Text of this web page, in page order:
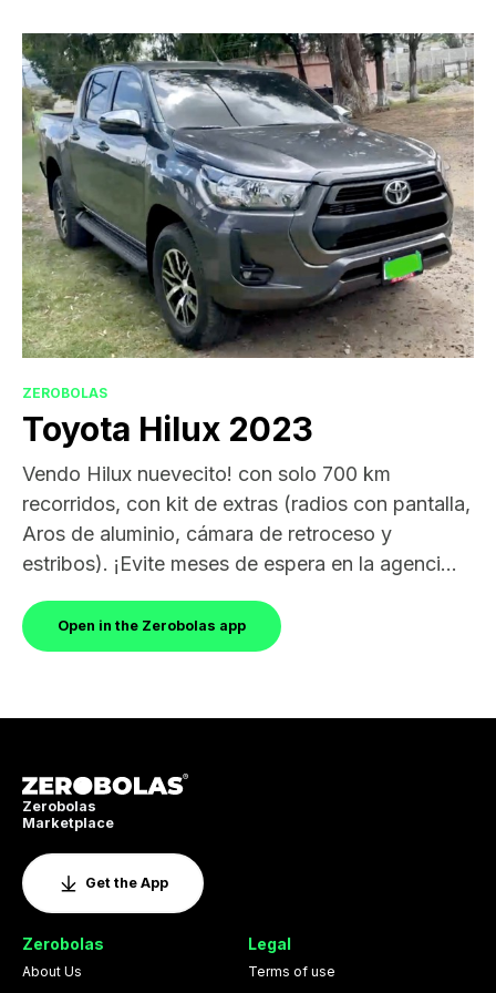
ZEROBOLAS
Toyota Hilux 2023
Vendo Hilux nuevecito! con solo 700 km
recorridos, con kit de extras (radios con pantalla,
Aros de aluminio, cámara de retroceso y
estribos). ¡Evite meses de espera en la agenci...
Open in the Zerobolas app
Zerobolas
Marketplace
Get the App
Zerobolas
About Us
Legal
Terms of use